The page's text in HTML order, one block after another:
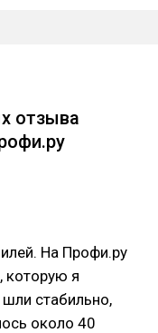
отзыва
На Профи.ру
которую я
стабильно,
около 40